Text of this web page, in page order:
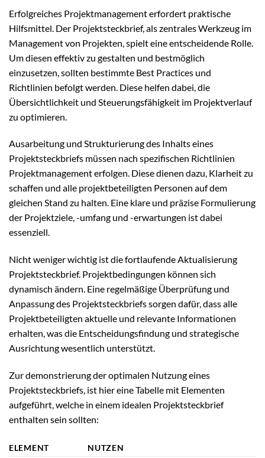
Erfolgreiches Projektmanagement erfordert praktische
Hilfsmittel. Der Projektsteckbrief, als zentrales Werkzeug im
Management von Projekten, spielt eine entscheidende Rolle.
Um diesen effektiv zu gestalten und bestmöglich
einzusetzen, sollten bestimmte Best Practices und
Richtlinien befolgt werden. Diese helfen dabei, die
Übersichtlichkeit und Steuerungsfähigkeit im Projektverlauf
zu optimieren.
Ausarbeitung und Strukturierung des Inhalts eines
Projektsteckbriefs müssen nach spezifischen Richtlinien
Projektmanagement erfolgen. Diese dienen dazu, Klarheit zu
schaffen und alle projektbeteiligten Personen auf dem
gleichen Stand zu halten. Eine klare und präzise Formulierung
der Projektziele, -umfang und -erwartungen ist dabei
essenziell.
Nicht weniger wichtig ist die fortlaufende Aktualisierung
Projektsteckbrief. Projektbedingungen können sich
dynamisch ändern. Eine regelmäßige Überprüfung und
Anpassung des Projektsteckbriefs sorgen dafür, dass alle
Projektbeteiligten aktuelle und relevante Informationen
erhalten, was die Entscheidungsfindung und strategische
Ausrichtung wesentlich unterstützt.
Zur demonstrierung der optimalen Nutzung eines
Projektsteckbriefs, ist hier eine Tabelle mit Elementen
aufgeführt, welche in einem idealen Projektsteckbrief
enthalten sein sollten:
ELEMENT NUTZEN